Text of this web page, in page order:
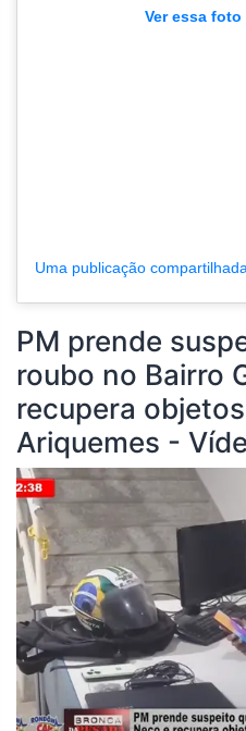
Ver essa
PM prende
roubo no Bairro
recupera
Ariquemes -